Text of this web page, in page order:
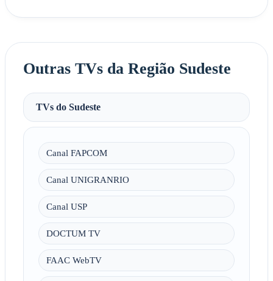
Outras TVs da Região Sudeste
TVs do Sudeste
Canal FAPCOM
Canal UNIGRANRIO
Canal USP
DOCTUM TV
FAAC WebTV